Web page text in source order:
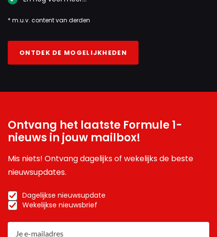
* m.u.v. content van derden
ONTDEK DE MOGELIJKHEDEN
Ontvang het laatste Formule 1-
nieuws in jouw mailbox!
Mis niets! Ontvang dagelijks of wekelijks de beste
nieuwsupdates.
Dagelijkse nieuwsupdate
Wekelijkse nieuwsbrief